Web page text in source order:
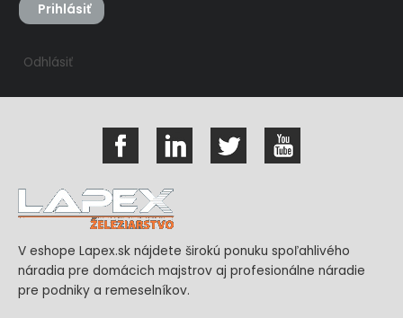
Prihlásiť
Odhlásiť
V eshope Lapex.sk nájdete širokú ponuku spoľahlivého
náradia pre domácich majstrov aj profesionálne náradie
pre podniky a remeselníkov.